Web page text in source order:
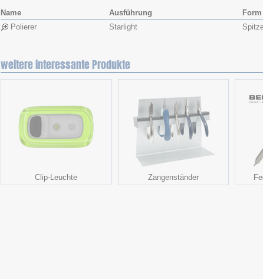
Name Ausführung Form
Polierer
Starlight
weitere interessante Produkte
Clip-Leuchte Zangenständer